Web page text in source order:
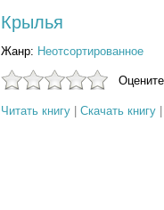
Крылья
Жанр: Неотсортированное
Читать книгу Скачать книгу